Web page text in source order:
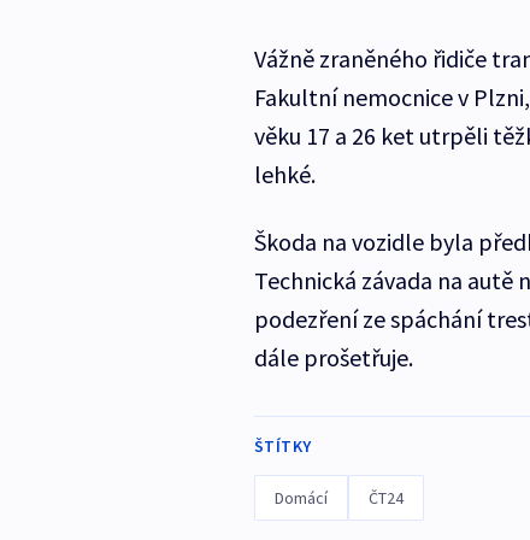
Vážně zraněného řidiče
Fakultní nemocnice v
věku 17 a 26 ket utrpěli
lehké.
Škoda na vozidle byla
Technická závada na autě
podezření ze spáchání
dále prošetřuje.
ŠTÍTKY
Domácí ČT24